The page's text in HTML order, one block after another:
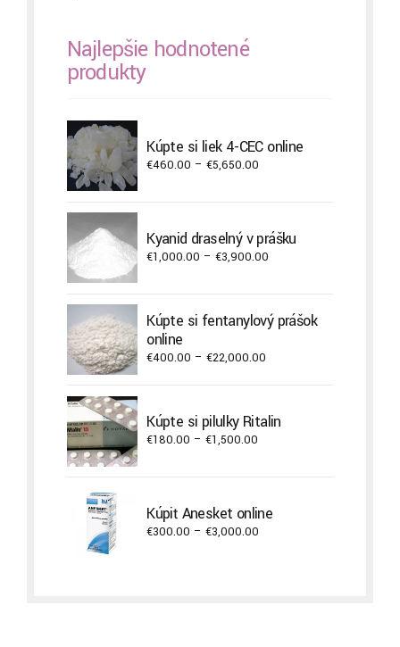
Najlepšie hodnotené
produkty
Kúpte si liek 4-CEC online
€460.00 – €5,650.00
€5,650.00
Kyanid draselný v prášku
€1,000.00 – €3,900.00
through
€3,900.00
Kúpte si fentanylový prášok
online
€400.00 – €22,000.00
through
€22,000.00
Kúpte si pilulky Ritalin
€180.00 – €1,500.00
€1,500.00
Kúpiť Anesket online
€300.00 – €3,000.00